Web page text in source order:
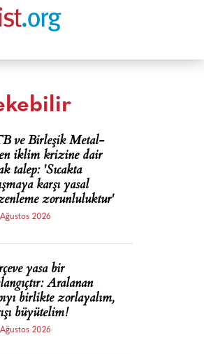
ve Birleşik Metal-
iklim krizine dair
talep: 'Sıcakta
karşı yasal
zorunluluktur'
2026
yasa bir
Aralanan
birlikte zorlayalım,
büyütelim!
2026